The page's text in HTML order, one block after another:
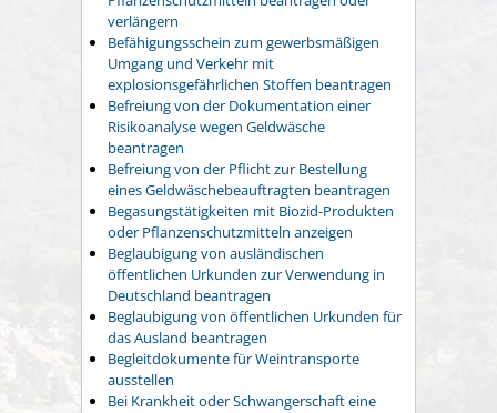
verlängern
Befähigungsschein zum gewerbsmäßigen
Umgang und Verkehr mit
explosionsgefährlichen Stoffen beantragen
Befreiung von der Dokumentation einer
Risikoanalyse wegen Geldwäsche
beantragen
Befreiung von der Pflicht zur Bestellung
eines Geldwäschebeauftragten beantragen
Begasungstätigkeiten mit Biozid-Produkten
oder Pflanzenschutzmitteln anzeigen
Beglaubigung von ausländischen
öffentlichen Urkunden zur Verwendung in
Deutschland beantragen
Beglaubigung von öffentlichen Urkunden für
das Ausland beantragen
Begleitdokumente für Weintransporte
ausstellen
Bei Krankheit oder Schwangerschaft eine